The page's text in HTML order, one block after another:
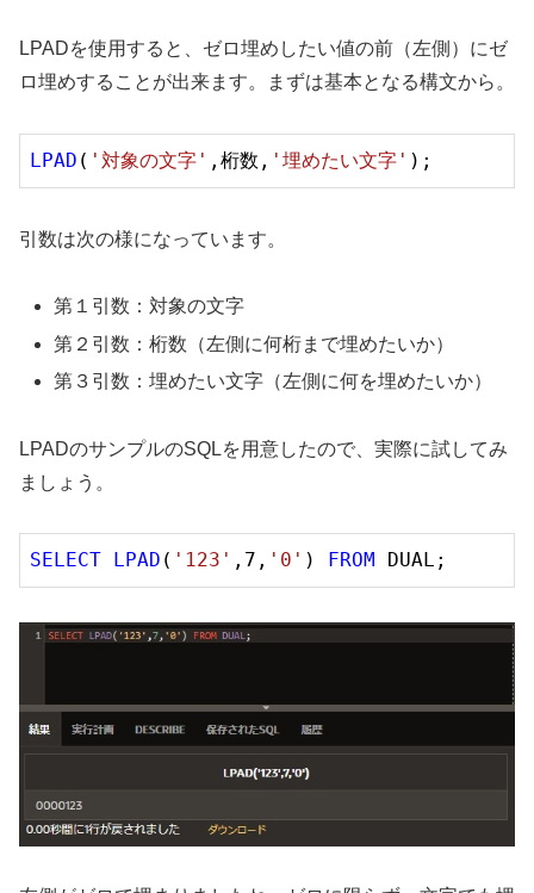
LPADを使用すると、ゼロ埋めしたい値の前（左側）にゼ
ロ埋めすることが出来ます。まずは基本となる構文から。
LPAD ( '対象の文字' ,桁数, '埋めたい文字'
引数は次の様になっています。
第１引数：対象の文字
第２引数：桁数（左側に何桁まで埋めたいか）
第３引数：埋めたい文字（左側に何を埋めたいか）
LPADのサンプルのSQLを用意したので、実際に試してみ
ましょう。
SELECT LPAD ( '123' , 7 , '0' ) FROM